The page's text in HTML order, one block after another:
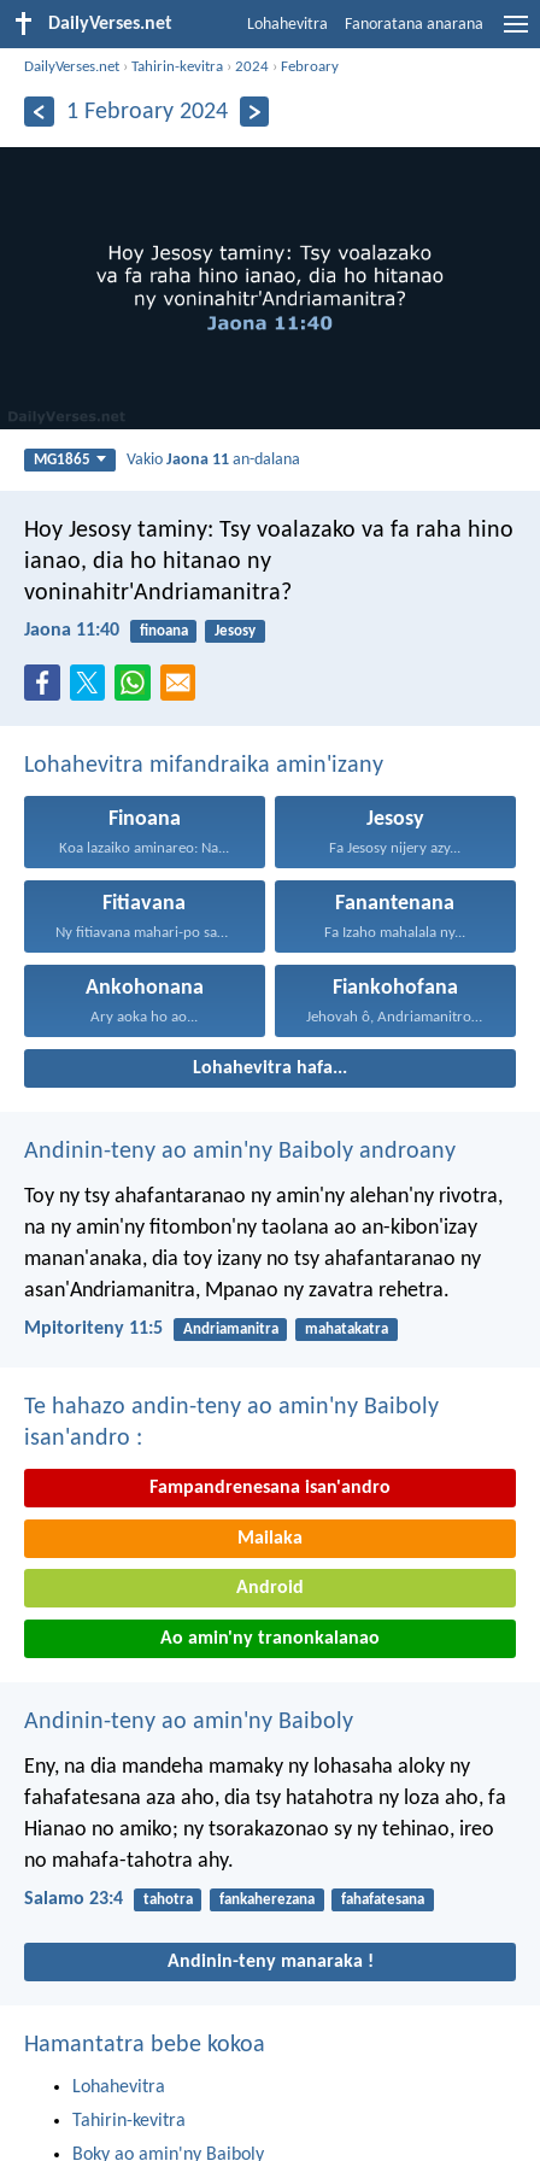
DailyVerses.net Lohahevitra Fanoratana anarana
DailyVerses.net ›Tahirin-kevitra ›2024 ›Febroary
1 Febroary 2024
MG1865 VakioJaona 11 an-dalana
Hoy Jesosy taminy: Tsy voalazako va fa raha hino
ianao, dia ho hitanao ny
voninahitr'Andriamanitra?
Jaona 11:40 finoana Jesosy
Lohahevitra mifandraika amin'izany
Finoana
Koa lazaiko aminareo: Na...
Jesosy
Fa Jesosy nijery azy...
Fitiavana
Ny fitiavana mahari-po sady...
Fanantenana
Fa Izaho mahalala ny...
Ankohonana
Ary aoka ho ao...
Fiankohofana
Jehovah ô, Andriamanitro Hianao...
Lohahevitra hafa...
Andinin-teny ao amin'ny Baiboly androany
Toy ny tsy ahafantaranao ny amin'ny alehan'ny rivotra,
na ny amin'ny fitombon'ny taolana ao an-kibon'izay
manan'anaka, dia toy izany no tsy ahafantaranao ny
asan'Andriamanitra, Mpanao ny zavatra rehetra.
Mpitoriteny 11:5 Andriamanitra mahatakatra
Te hahazo andin-teny ao amin'ny Baiboly
isan'andro :
Fampandrenesana isan'andro
Mailaka
Android
Ao amin'ny tranonkalanao
Andinin-teny ao amin'ny Baiboly
Eny, na dia mandeha mamaky ny lohasaha aloky ny
fahafatesana aza aho, dia tsy hatahotra ny loza aho, fa
Hianao no amiko; ny tsorakazonao sy ny tehinao, ireo
no mahafa-tahotra ahy.
Salamo 23:4 tahotra fankaherezana fahafatesana
Andinin-teny manaraka !
Hamantatra bebe kokoa
Lohahevitra
Tahirin-kevitra
Boky ao amin'ny Baiboly